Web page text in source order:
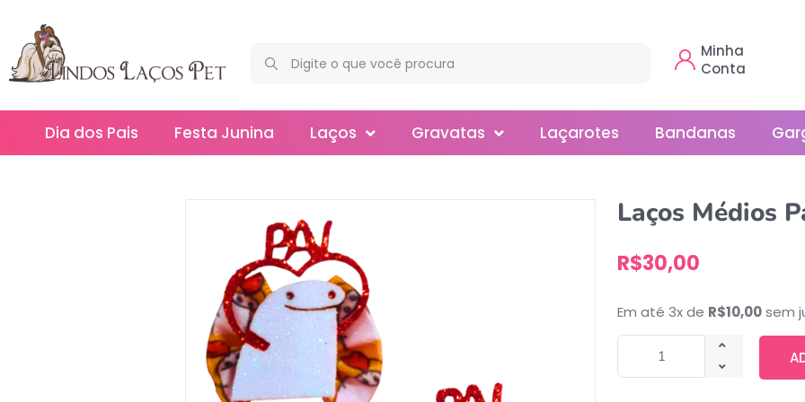
Minha
Conta
Dia dos Pais Festa Junina Laços
Médios
Mega
Mini
Slim
Gravatas Laçarotes Bandanas
Laços Médios
R$30,00
Em até 3x de R$10,00sem